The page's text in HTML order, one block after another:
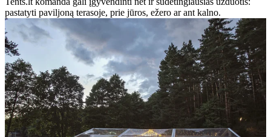
pastatyti paviljoną terasoje, prie jūros, ežero ar ant kalno.